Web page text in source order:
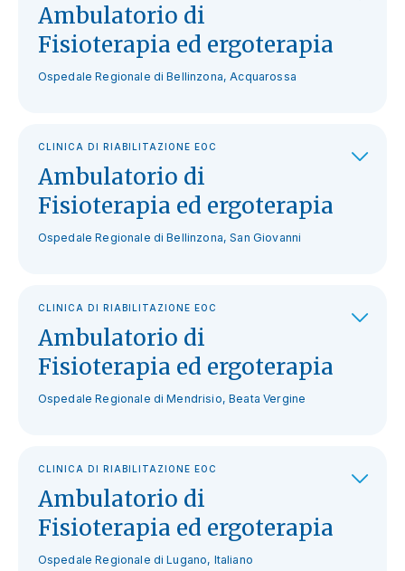
Ambulatorio di
Fisioterapia ed ergoterapia
Ospedale Regionale di Bellinzona, Acquarossa
CLINICA DI RIABILITAZIONE EOC
Ambulatorio di
Fisioterapia ed ergoterapia
Ospedale Regionale di Bellinzona, San Giovanni
CLINICA DI RIABILITAZIONE EOC
Ambulatorio di
Fisioterapia ed ergoterapia
Ospedale Regionale di Mendrisio, Beata Vergine
CLINICA DI RIABILITAZIONE EOC
Ambulatorio di
Fisioterapia ed ergoterapia
Ospedale Regionale di Lugano, Italiano